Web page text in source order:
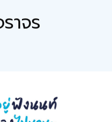
าจร